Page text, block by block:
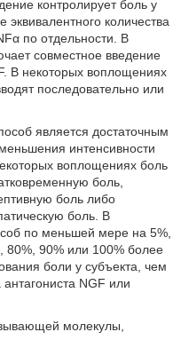
контролирует боль у
количества
по отдельности. В
совместное введение
В некоторых воплощениях
последовательно или
является достаточным
интенсивности
воплощениях боль
боль,
боль либо
боль. В
по меньшей мере на 5%,
80%, 90% или 100% более
боли у субъекта, чем
антагониста NGF или
молекулы,